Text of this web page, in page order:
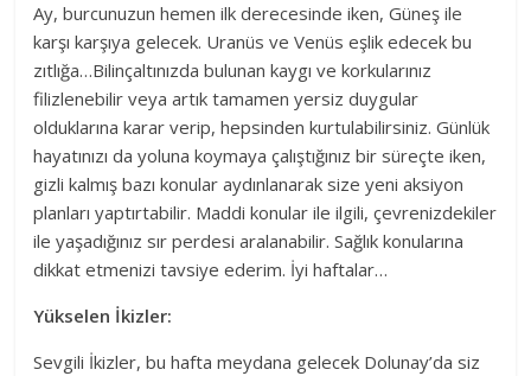
Ay, burcunuzun hemen ilk derecesinde iken, Güneş ile
karşı karşıya gelecek. Uranüs ve Venüs eşlik edecek bu
zıtlığa…Bilinçaltınızda bulunan kaygı ve korkularınız
filizlenebilir veya artık tamamen yersiz duygular
olduklarına karar verip, hepsinden kurtulabilirsiniz. Günlük
hayatınızı da yoluna koymaya çalıştığınız bir süreçte iken,
gizli kalmış bazı konular aydınlanarak size yeni aksiyon
planları yaptırtabilir. Maddi konular ile ilgili, çevrenizdekiler
ile yaşadığınız sır perdesi aralanabilir. Sağlık konularına
dikkat etmenizi tavsiye ederim. İyi haftalar…
Yükselen İkizler:
Sevgili İkizler, bu hafta meydana gelecek Dolunay’da siz